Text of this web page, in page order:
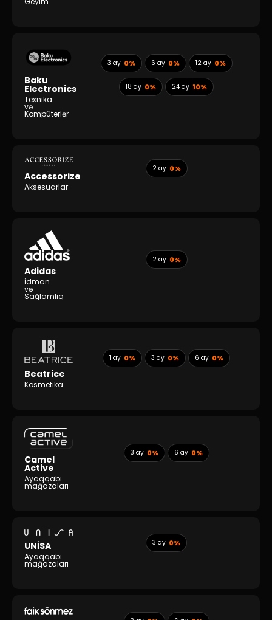
Baku
Electronics
Texnika
və
Kompüterlər
3 ay 0% 6 ay 0% 12 ay 0%
18 ay 0% 24 ay 10%
Accessorize
Aksesuarlar
2 ay 0%
Adidas
İdman
və
Sağlamlıq
2 ay 0%
Beatrice
Kosmetika
1 ay 0% 3 ay 0% 6 ay 0%
Camel
Active
Ayaqqabı
mağazaları
3 ay 0% 6 ay 0%
UNİSA
Ayaqqabı
mağazaları
3 ay 0%